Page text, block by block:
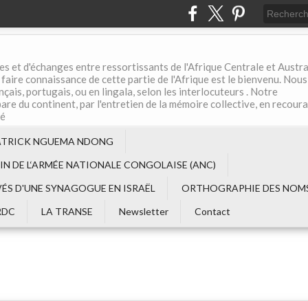
et d'échanges entre ressortissants de l'Afrique Centrale et
connaissance de cette partie de l'Afrique est le bienvenu.
portugais, ou en lingala, selon les interlocuteurs . Notre
du continent, par l'entretien de la mémoire collective, en
NGUEMA NDONG
DE L‘ARMÉE NATIONALE CONGOLAISE (ANC)
D'UNE SYNAGOGUE EN ISRAËL
ORTHOGRAPHIE DES
LA TRANSE Newsletter Contact